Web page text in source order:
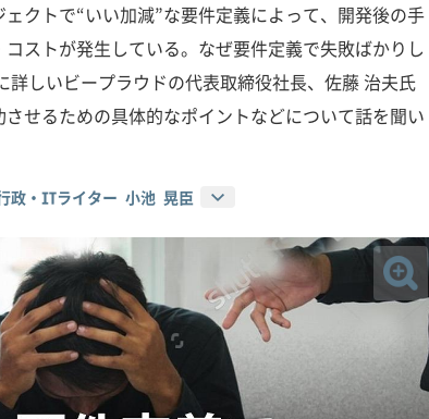
クトで“いい加減”な要件定義によって、開発後の手
ストが発生している。なぜ要件定義で失敗ばかりし
しいビープラウドの代表取締役社長、佐藤 治夫氏
せるための具体的なポイントなどについて話を聞い
政・ITライター 小池 晃臣